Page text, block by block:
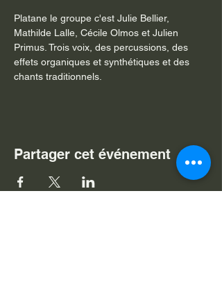
Platane le groupe c'est Julie Bellier,
Mathilde Lalle, Cécile Olmos et Julien
Primus. Trois voix, des percussions, des
effets organiques et synthétiques et des
chants traditionnels.
Partager cet événement